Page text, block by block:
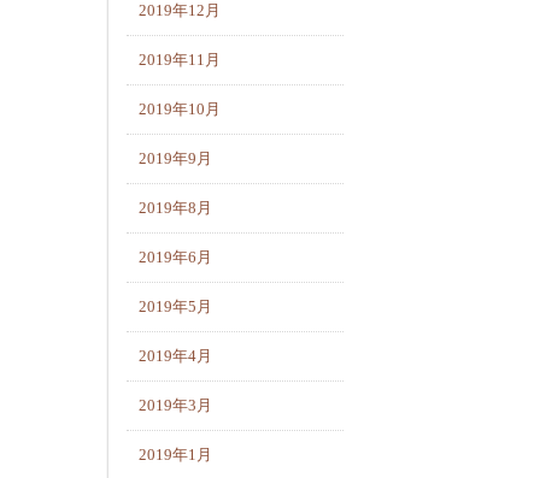
2019年12月
2019年11月
2019年10月
2019年9月
2019年8月
2019年6月
2019年5月
2019年4月
2019年3月
2019年1月